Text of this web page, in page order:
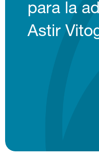
para la
Astir